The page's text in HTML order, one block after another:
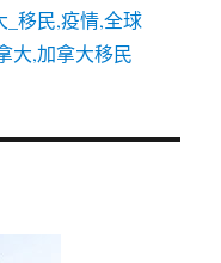
_移民,疫情,全球
大,加拿大移民